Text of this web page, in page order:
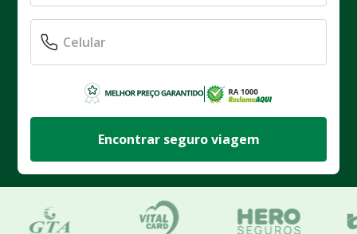
Encontrar seguro viagem